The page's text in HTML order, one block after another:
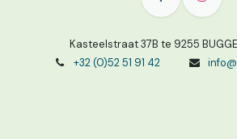
Kasteelstraat 37B te 9255
+32 (0)52 51 91 42